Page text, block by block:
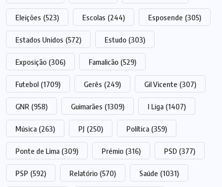
Eleições (523) Escolas (244) Esposende (305)
Estados Unidos (572) Estudo (303)
Exposição (306) Famalicão (529)
Futebol (1709) Gerês (249) Gil Vicente (307)
GNR (958) Guimarães (1309) I Liga (1407)
Música (263) PJ (250) Política (359)
Ponte de Lima (309) Prémio (316) PSD (377)
PSP (592) Relatório (570) Saúde (1031)